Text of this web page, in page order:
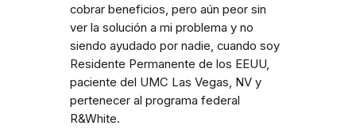
cobrar beneficios, pero aún peor sin
ver la solución a mi problema y no
siendo ayudado por nadie, cuando soy
Residente Permanente de los EEUU,
paciente del UMC Las Vegas, NV y
pertenecer al programa federal
R&White.